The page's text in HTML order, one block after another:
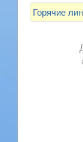
Горячие